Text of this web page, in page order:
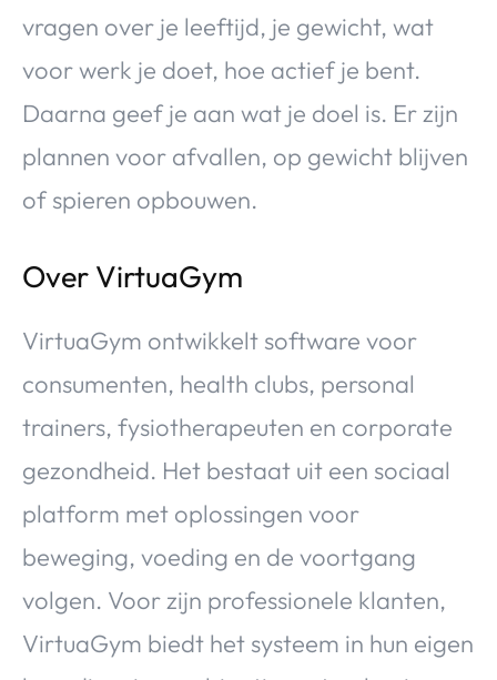
vragen over je leeftijd, je gewicht, wat
voor werk je doet, hoe actief je bent.
Daarna geef je aan wat je doel is. Er zijn
plannen voor afvallen, op gewicht blijven
of spieren opbouwen.
Over VirtuaGym
VirtuaGym ontwikkelt software voor
consumenten, health clubs, personal
trainers, fysiotherapeuten en corporate
gezondheid. Het bestaat uit een sociaal
platform met oplossingen voor
beweging, voeding en de voortgang
volgen. Voor zijn professionele klanten,
VirtuaGym biedt het systeem in hun eigen